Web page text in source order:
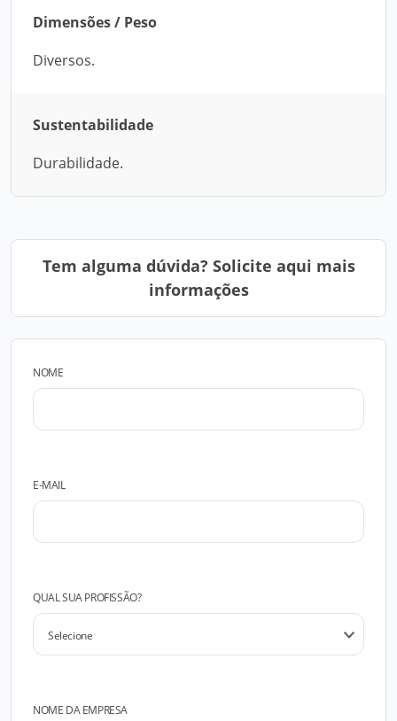
Dimensões / Peso
Diversos.
Sustentabilidade
Durabilidade.
Tem alguma dúvida? Solicite aqui mais
informações
NOME
E-MAIL
QUAL SUA PROFISSÃO?
NOME DA EMPRESA